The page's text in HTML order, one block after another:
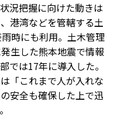
況把握に向けた動きは
港湾などを管轄する土
時にも利用。土木管理
生した熊本地震で情報
では17年に導入した。
「これまで人が入れな
安全も確保した上で迅